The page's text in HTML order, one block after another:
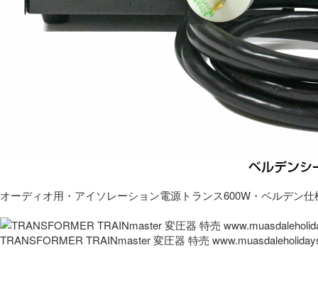
オーディオ用・アイソレーション電源トランス600W・ベルデン仕
TRANSFORMER TRAINmaster 変圧器 特売